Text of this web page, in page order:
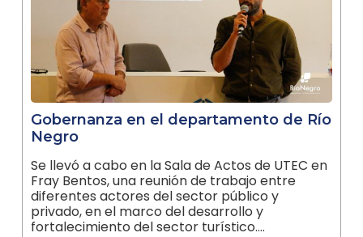
Gobernanza en el departamento de Río
Negro
Se llevó a cabo en la Sala de Actos de UTEC en
Fray Bentos, una reunión de trabajo entre
diferentes actores del sector público y
privado, en el marco del desarrollo y
fortalecimiento del sector turístico.…